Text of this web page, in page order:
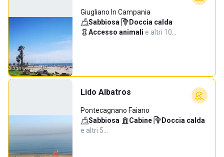
Giugliano In Campania
Sabbiosa· Doccia calda·
Accesso animali·e altri 10…
Lido Albatros
Pontecagnano Faiano
Sabbiosa· Cabine· Doccia calda·
e altri 5…